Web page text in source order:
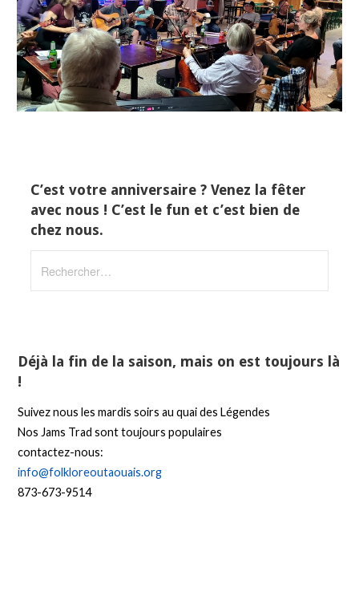
C’est votre anniversaire ? Venez la fêter
avec nous ! C’est le fun et c’est bien de
chez nous.
Déjà la fin de la saison, mais on est toujours là
!
Suivez nous les mardis soirs au quai des Légendes
Nos Jams Trad sont toujours populaires
contactez-nous:
info@folkloreoutaouais.org
873-673-9514